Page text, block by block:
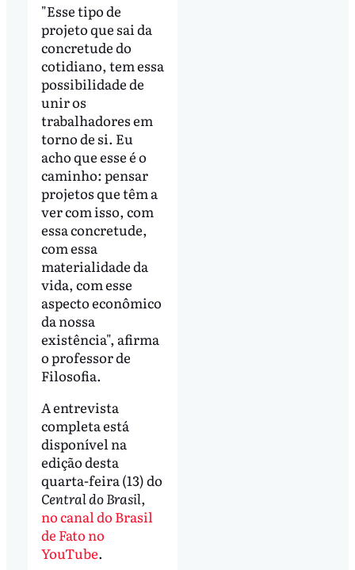
"Esse tipo de
projeto que sai da
concretude do
cotidiano, tem essa
possibilidade de
unir os
trabalhadores em
torno de si. Eu
acho que esse é o
caminho: pensar
projetos que têm a
ver com isso, com
essa concretude,
com essa
materialidade da
vida, com esse
aspecto econômico
da nossa
existência", afirma
o professor de
Filosofia.
A entrevista
completa está
disponível na
edição desta
quarta-feira (13) do
Central do Brasil,
no canal do Brasil
de Fato no
YouTube.